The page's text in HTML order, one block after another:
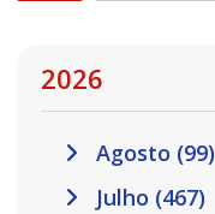
2026
Agosto (99)
Julho (467)